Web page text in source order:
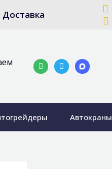
Доставка
WhatsappTelegram-
plane
Автокраны